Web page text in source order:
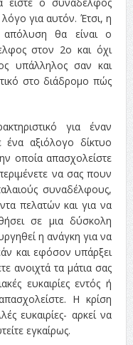
για αυτόν. Έτσι, η
απόλυση θα είναι ο
στον 2ο και όχι
υπάλληλος σαν και
στο διάδρομο πώς
για έναν
ένα αξιόλογο δίκτυο
οποία απασχολείστε
να σας πουν
συναδέλφους,
πελατών και για να
σε μια δύσκολη
η ανάγκη για να
και εφόσον υπάρξει
ανοιχτά τα μάτια σας
ευκαιρίες εντός ή
Η κρίση
ευκαιρίες- αρκεί να
εγκαίρως.